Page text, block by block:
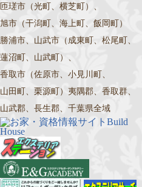
匝瑳市（光町、横芝町）、
旭市（干潟町、海上町、飯岡町）
勝浦市、山武市（成東町、松尾町、
蓮沼町、山武町）、
香取市（佐原市、小見川町、
山田町、栗源町）夷隅郡、香取群、
山武郡、長生郡、千葉県全域